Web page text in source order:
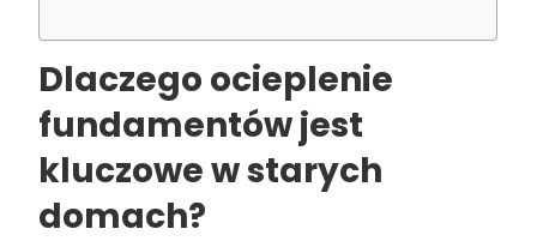
Dlaczego ocieplenie
fundamentów jest
kluczowe w starych
domach?